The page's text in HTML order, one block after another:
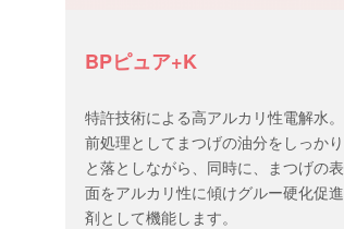
BPピュア+K
特許技術による高アルカリ性電解水。
前処理としてまつげの油分をしっかり
と落としながら、同時に、まつげの表
面をアルカリ性に傾けグルー硬化促進
剤として機能します。